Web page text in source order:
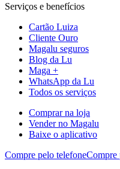
Serviços e benefícios
Cartão Luiza
Cliente Ouro
Magalu seguros
Blog da Lu
Maga +
WhatsApp da Lu
Todos os serviços
Comprar na loja
Vender no Magalu
Baixe o aplicativo
Compre pelo telefoneCompre